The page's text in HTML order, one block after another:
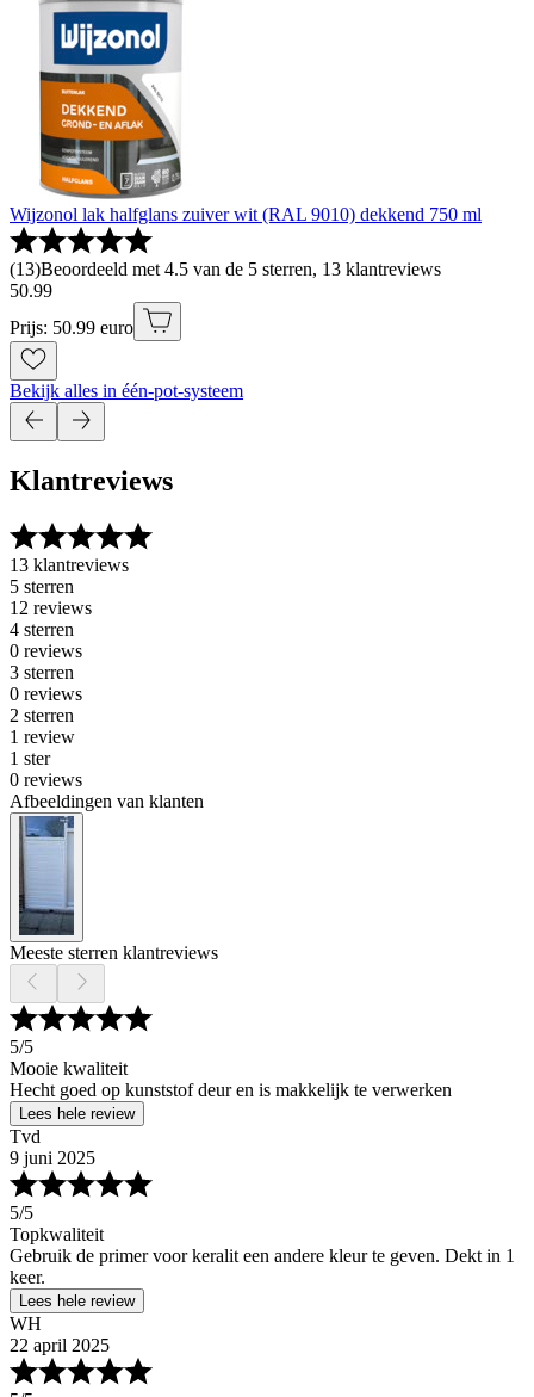
Wijzonol lak halfglans zuiver wit (RAL 9010) dekkend 750 ml
(13)Beoordeeld met 4.5 van de 5 sterren, 13 klantreviews
50.99
Prijs: 50.99 euro
Bekijk alles in één-pot-systeem
Klantreviews
13 klantreviews
5 sterren
12 reviews
4 sterren
0 reviews
3 sterren
0 reviews
2 sterren
1 review
1 ster
0 reviews
Afbeeldingen van klanten
Meeste sterren klantreviews
5/5
Mooie kwaliteit
Hecht goed op kunststof deur en is makkelijk te verwerken
Lees hele review
Tvd
9 juni 2025
5/5
Topkwaliteit
Gebruik de primer voor keralit een andere kleur te geven. Dekt in 1
keer.
Lees hele review
WH
22 april 2025